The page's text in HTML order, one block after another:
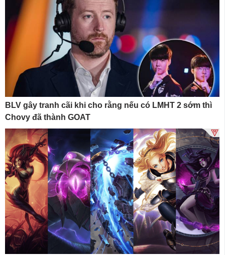
BLV gây tranh cãi khi cho rằng nếu có LMHT 2 sớm thì
Chovy đã thành GOAT